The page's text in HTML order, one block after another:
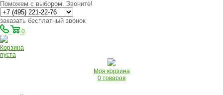
Поможем с выбором. Звоните!
заказать бесплатный звонок
0
Корзина
пуста
Моя корзина
0 товаров